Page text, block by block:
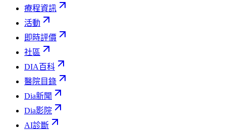
療程資訊
活動
即時評價
社區
DIA百科
醫院目錄
Dia新聞
Dia影院
AI診斷